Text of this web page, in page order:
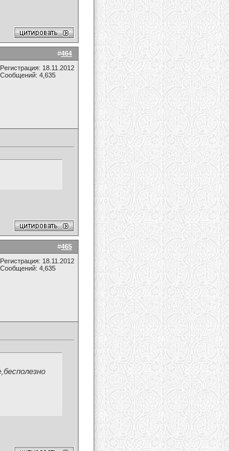
#464
Регистрация: 18.11.2012
Сообщений: 4,635
#465
Регистрация: 18.11.2012
Сообщений: 4,635